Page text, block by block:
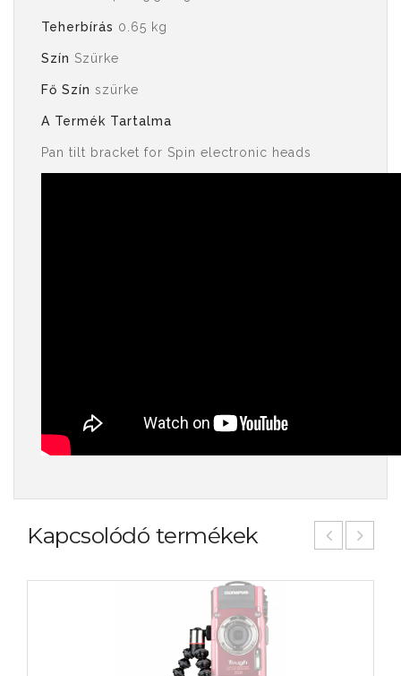
Teherbírás 0.65 kg
Szín Szürke
Fő Szín szürke
A Termék Tartalma
Pan tilt bracket for Spin electronic heads
Kapcsolódó termékek